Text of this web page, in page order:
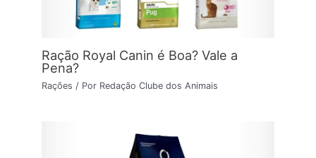
Ração Royal Canin é Boa? Vale a
Pena?
Rações / Por Redação Clube dos Animais